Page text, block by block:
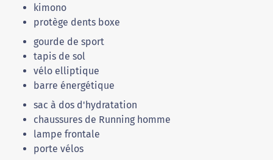
kimono
protège dents boxe
gourde de sport
tapis de sol
vélo elliptique
barre énergétique
sac à dos d'hydratation
chaussures de Running homme
lampe frontale
porte vélos